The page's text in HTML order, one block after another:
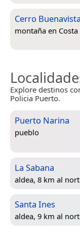
Cerro Buenavista
montaña en Costa
Explore destinos
Policia Puerto.
Puerto Narina
pueblo
La Sabana
aldea, 8 km al
Santa Ines
aldea, 9 km al